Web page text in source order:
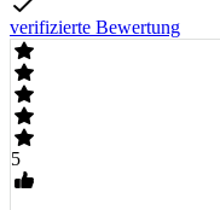
verifizierte Bewertung
5